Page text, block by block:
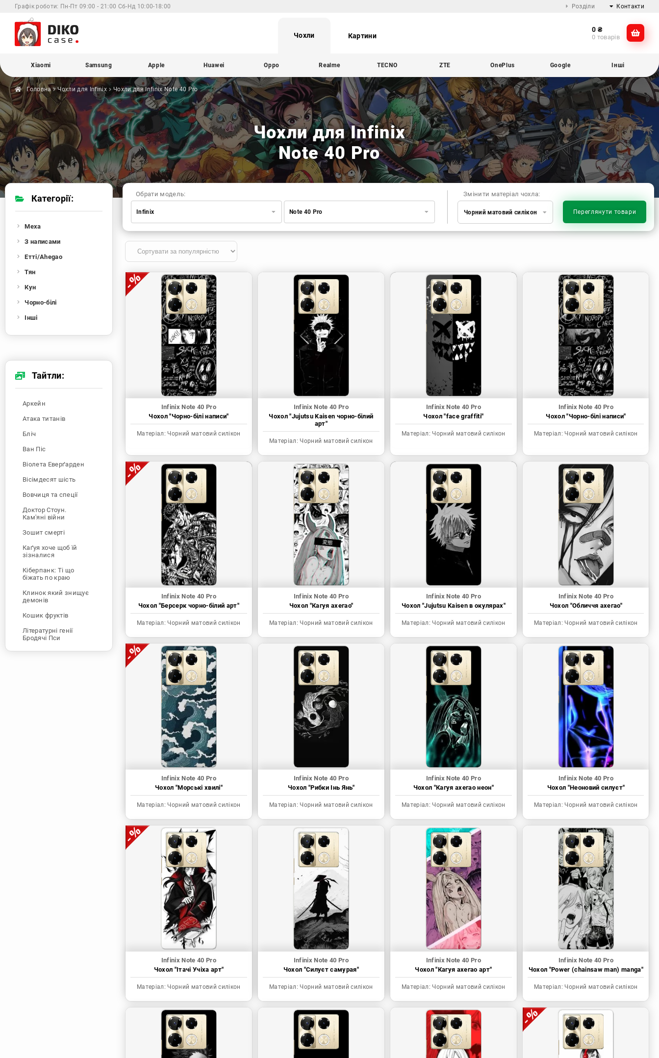
Графік роботи: Пн-Пт 09:00 - 21:00 Сб-Нд 10:00-18:00 Розділи Контакти
@dikocase
Чохли Картини
0 ₴
0 товарів
Xiaomi Samsung Apple Huawei Oppo Realme TECNO ZTE OnePlus Google Інші
Головна Чохли для Infinix Чохли для InfinixNote 40 Pro
Чохли для Infinix
Note 40 Pro
Змінити матеріал чохла:
Чорний матовий силікон Переглянути товари
Обрати модель:
Infinix
Samsung
Huawei
Realme
TECNO
OnePlus
Google
Infinix
Sony
Motorola
Note 40 Pro
Infinix Note 40 Pro
Чохол "Чорно-білі написи"
Матеріал: Чорний матовий силікон
Infinix Note 40 Pro
Чохол "Jujutsu Kaisen чорно-білий
арт"
Матеріал: Чорний матовий силікон
Infinix Note 40 Pro
Чохол "face graffiti"
Матеріал: Чорний матовий силікон
Infinix Note 40 Pro
Чохол "Чорно-білі написи"
Матеріал: Чорний матовий силікон
Infinix Note 40 Pro
Чохол "Берсерк чорно-білий арт"
Матеріал: Чорний матовий силікон
Infinix Note 40 Pro
Чохол "Кагуя ахегао"
Матеріал: Чорний матовий силікон
Infinix Note 40 Pro
Чохол "Jujutsu Kaisen в окулярах"
Матеріал: Чорний матовий силікон
Infinix Note 40 Pro
Чохол "Обличчя ахегао"
Матеріал: Чорний матовий силікон
Infinix Note 40 Pro
Чохол "Морські хвилі"
Матеріал: Чорний матовий силікон
Infinix Note 40 Pro
Чохол "Рибки Інь Янь"
Матеріал: Чорний матовий силікон
Infinix Note 40 Pro
Чохол "Кагуя ахегао неон"
Матеріал: Чорний матовий силікон
Infinix Note 40 Pro
Чохол "Неоновий силуєт"
Матеріал: Чорний матовий силікон
Infinix Note 40 Pro
Чохол "Ітачі Учіха арт"
Матеріал: Чорний матовий силікон
Infinix Note 40 Pro
Чохол "Силуєт самурая"
Матеріал: Чорний матовий силікон
Infinix Note 40 Pro
Чохол "Кагуя ахегао арт"
Матеріал: Чорний матовий силікон
Infinix Note 40 Pro
Чохол "Power (chainsaw man) manga"
Матеріал: Чорний матовий силікон
Категорії:
Меха
З написами
Етті/Ahegao
Тян
Кун
Чорно-білі
Інші
Тайтли:
Аркейн
Атака титанів
Бліч
Ван Піс
Віолета Еверґарден
Вісімдесят шість
Вовчиця та спеції
Доктор Стоун.
Кам'яні війни
Зошит смерті
Каґуя хоче щоб їй
зізналися
Кіберпанк: Ті що
біжать по краю
Клинок який знищує
демонів
Кошик фруктів
Літературні генії
Бродячі Пси
Людина-бензопила